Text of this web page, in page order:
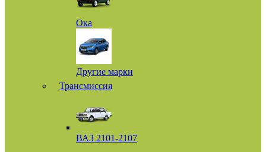
Ока
Другие марки
Трансмиссия
ВАЗ 2101-2107